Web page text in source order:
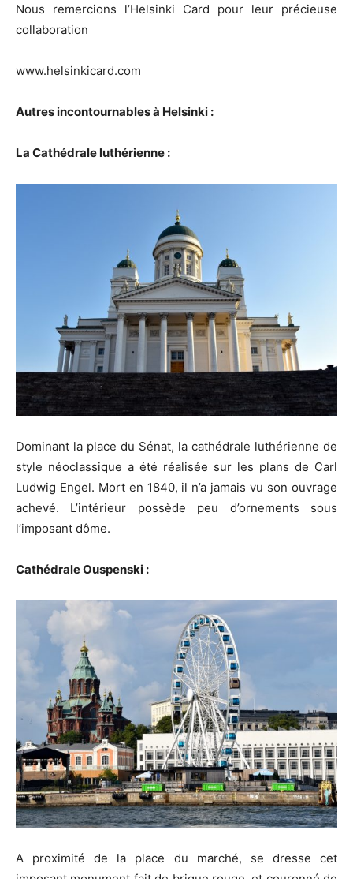
Nous remercions l’Helsinki Card pour leur précieuse
collaboration
www.helsinkicard.com
Autres incontournables à Helsinki :
La Cathédrale luthérienne :
Dominant la place du Sénat, la cathédrale luthérienne de
style néoclassique a été réalisée sur les plans de Carl
Ludwig Engel. Mort en 1840, il n’a jamais vu son ouvrage
achevé. L’intérieur possède peu d’ornements sous
l’imposant dôme.
Cathédrale Ouspenski :
A proximité de la place du marché, se dresse cet